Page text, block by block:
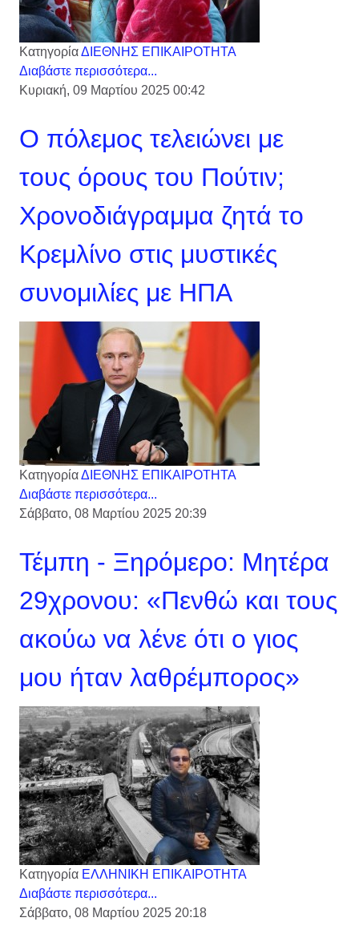
ΚατηγορίαΔΙΕΘΝΗΣ ΕΠΙΚΑΙΡΟΤΗΤΑ
Διαβάστε περισσότερα...
Κυριακή, 09 Μαρτίου 2025 00:42
Ο πόλεμος τελειώνει με
τους όρους του Πούτιν;
Χρονοδιάγραμμα ζητά το
Κρεμλίνο στις μυστικές
συνομιλίες με ΗΠΑ
ΚατηγορίαΔΙΕΘΝΗΣ ΕΠΙΚΑΙΡΟΤΗΤΑ
Διαβάστε περισσότερα...
Σάββατο, 08 Μαρτίου 2025 20:39
Τέμπη - Ξηρόμερο: Μητέρα
29χρονου: «Πενθώ και τους
ακούω να λένε ότι ο γιος
μου ήταν λαθρέμπορος»
Κατηγορία ΕΛΛΗΝΙΚΗ ΕΠΙΚΑΙΡΟΤΗΤΑ
Διαβάστε περισσότερα...
Σάββατο, 08 Μαρτίου 2025 20:18